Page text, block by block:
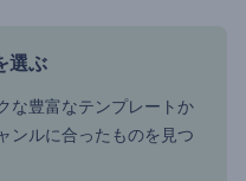
選ぶ
な豊富なテンプレートか
ンルに合ったものを見つ